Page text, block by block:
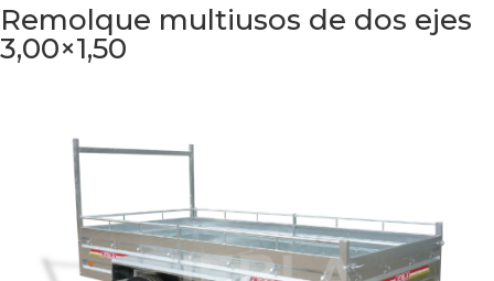
Remolque multiusos de dos ejes
3,00×1,50